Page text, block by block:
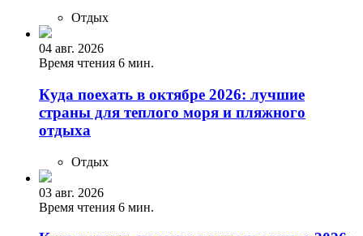
Отдых
04 авг. 2026
Время чтения 6 мин.
Куда поехать в октябре 2026: лучшие
страны для теплого моря и пляжного
отдыха
Отдых
03 авг. 2026
Время чтения 6 мин.